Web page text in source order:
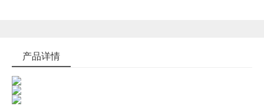
产品详情